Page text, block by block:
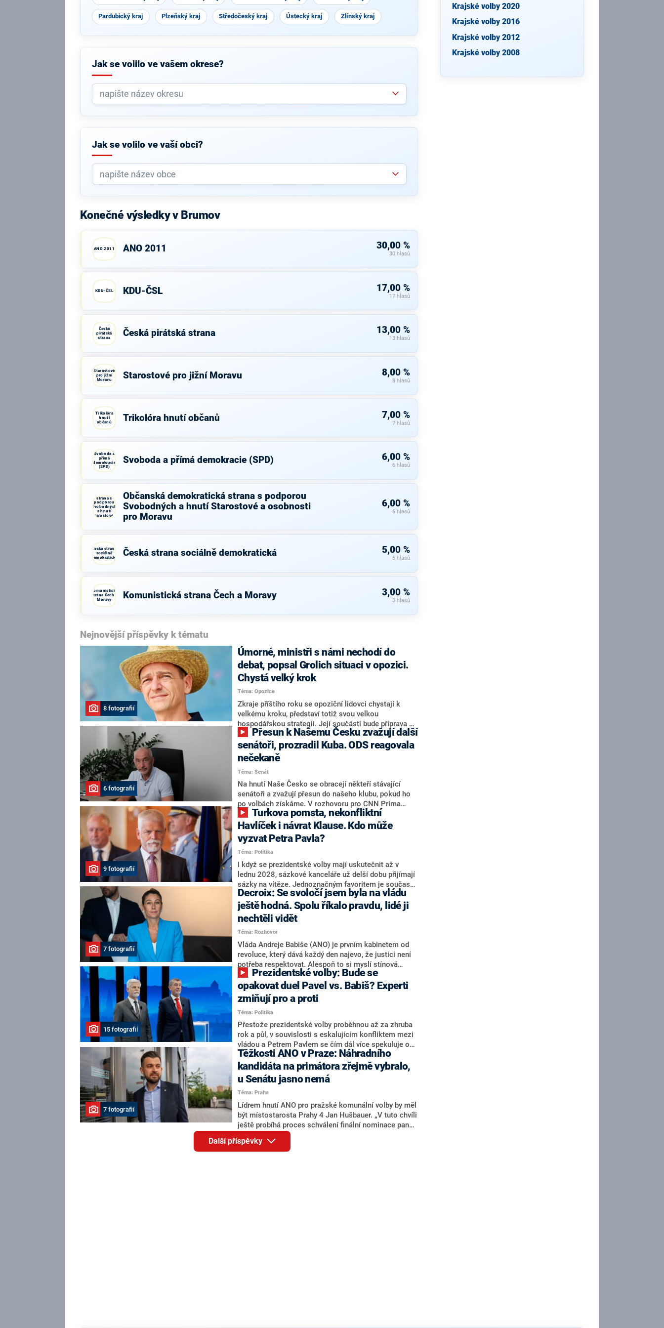
Pardubický kraj Plzeňský kraj Středočeský kraj Ústecký kraj Zlínský kraj
Jak se volilo ve vašem okrese?
Jak se volilo ve vaší obci?
Konečné výsledky v Brumov
ANO 2011 ANO 2011 30,00 %
30 hlasů
KDU-ČSL KDU-ČSL 17,00 %
17 hlasů
Česká
pirátská
strana
Česká pirátská strana 13,00 %
13 hlasů
Starostové
pro jižní
Moravu
Starostové pro jižní Moravu 8,00 %
8 hlasů
Trikolóra
hnutí
občanů
Trikolóra hnutí občanů 7,00 %
7 hlasů
Svoboda a
přímá
demokracie
(SPD)
Svoboda a přímá demokracie (SPD) 6,00 %
6 hlasů
strana s
podporou
Svobodných
a hnutí
Starostové a
osobnosti
Občanská demokratická strana s podporou
Svobodných a hnutí Starostové a osobnosti
pro Moravu
6,00 %
6 hlasů
Česká strana
sociálně
demokratická
Česká strana sociálně demokratická 5,00 %
5 hlasů
Komunistická
strana Čech a
Moravy
Komunistická strana Čech a Moravy 3,00 %
3 hlasů
Nejnovější příspěvky k tématu
8 fotografií
Úmorné, ministři s námi nechodí do
debat, popsal Grolich situaci v opozici.
Chystá velký krok
Téma: Opozice
Zkraje příštího roku se opoziční lidovci chystají k
velkému kroku, představí totiž svou velkou
hospodářskou strategii. Její součástí bude příprava na
stárnutí populace, řekl ve středu na setkání s novináři
nový předseda lidovců Jan Grolich. Ten zároveň v
senátních volbách kandiduje ve Vyškově. Popsal i
aktivitu opozice, o níž vládní strany nebo političtí
komentátoři mluví jako o slabé a v defenzivě. „Je to
úmorná práce upozorňovat na chyby vlády. Ministři s
námi navíc nechodí do debat. Chceme ale ukazovat
svoje témata,“ odpověděl Grolich na dotaz CNN Prima
NEWS.
6 fotografií
senátoři, prozradil Kuba. ODS reagovala
nečekaně
Téma: Senát
Na hnutí Naše Česko se obracejí někteří stávající
senátoři a zvažují přesun do našeho klubu, pokud ho
po volbách získáme. V rozhovoru pro CNN Prima
NEWS to řekl zakladatel hnutí a jihočeský hejtman
Martin Kuba. Konkrétní nebyl, ale získat by takto mohl
například senátora Zdeňka Hrabu, který je dnes
součástí klubu ODS a TOP 09. Hraba to na dotaz
redakce nevyloučil. Předseda klubu senátorů ODS
Zdeněk Nytra redakci řekl, že počítá s odchodem
některých senátorů z klubu a že Naše Česko není
nepřítel, ale soupeř.
9 fotografií
Havlíček i návrat Klause. Kdo může
vyzvat Petra Pavla?
Téma: Politika
I když se prezidentské volby mají uskutečnit až v
lednu 2028, sázkové kanceláře už delší dobu přijímají
sázky na vítěze. Jednoznačným favoritem je současná
hlava státu Petr Pavel. Daleko za ním pak bookmakeři
zmiňují dva výrazné politiky ANO, tedy premiéra
Andreje Babiše a ministra průmyslu Karla Havlíčka.
Oblíbeným tipem samotných sázkařů je poslanec za
Motoristy Filip Turek. Politolog Jan Kubáček nicméně
o případné kandidatuře kohokoliv ze zmíněné trojice
značně pochybuje. Podle něj současná koalice dosud
nemá osobu, která by Pavlovi mohla konkurovat.
7 fotografií
Decroix: Se svoločí jsem byla na vládu
ještě hodná. Spolu říkalo pravdu, lidé ji
nechtěli vidět
Téma: Rozhovor
Vláda Andreje Babiše (ANO) je prvním kabinetem od
revoluce, který dává každý den najevo, že justici není
potřeba respektovat. Alespoň to si myslí stínová
ministryně spravedlnosti ODS Eva Decroix. V
rozhovoru pro CNN Prima NEWS si nebrala servítky
ohledně politického výkonu svého nástupce Jeronýma
Tejce (za ANO) či vládní zmocněnkyně pro lidská
práva Taťány Malé (ANO). Označením „svoloč“ na
adresu vlády prý byla ještě hodná. Decroix se také
vrátila k volební porážce koalice Spolu či promluvila o
hnutí Naše Česko Martina Kuby.
15 fotografií
opakovat duel Pavel vs. Babiš? Experti
zmiňují pro a proti
Téma: Politika
Přestože prezidentské volby proběhnou až za zhruba
rok a půl, v souvislosti s eskalujícím konfliktem mezi
vládou a Petrem Pavlem se čím dál více spekuluje o
tom, koho by do bitvy o Hrad mohla vyslat současná
koalice. Někteří političtí komentátoři znovu vytahují
jméno premiéra Andreje Babiše (ANO). Jak moc je
pravděpodobné, že se v prezidentských volbách 2028
bude znovu opakovat souboj z roku 2023?
7 fotografií
Těžkosti ANO v Praze: Náhradního
kandidáta na primátora zřejmě vybralo,
u Senátu jasno nemá
Téma: Praha
Lídrem hnutí ANO pro pražské komunální volby by měl
být místostarosta Prahy 4 Jan Hušbauer. „V tuto chvíli
ještě probíhá proces schválení finální nominace pana
Jana Hušbauera Výborem hnutí ANO,“ uvedl pro
redakci místopředseda pražského ANO Martin
Benkovič. O Hušbauerovi se spekulovalo jako o
Další příspěvky
Krajské volby 2020
Krajské volby 2016
Krajské volby 2012
Krajské volby 2008